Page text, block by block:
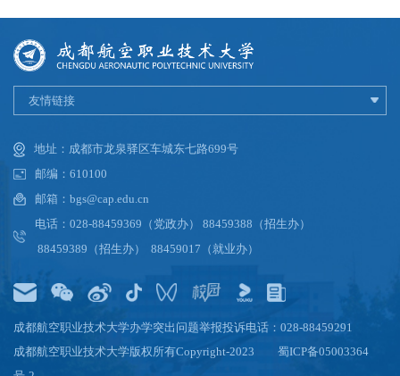
友情链接
地址：成都市龙泉驿区车城东七路699号
邮编：610100
邮箱：bgs@cap.edu.cn
电话：028-88459369（党政办） 88459388（招生办）
88459389（招生办） 88459017（就业办）
成都航空职业技术大学办学突出问题举报投诉电话：028-88459291
成都航空职业技术大学版权所有Copyright-2023 蜀ICP备05003364